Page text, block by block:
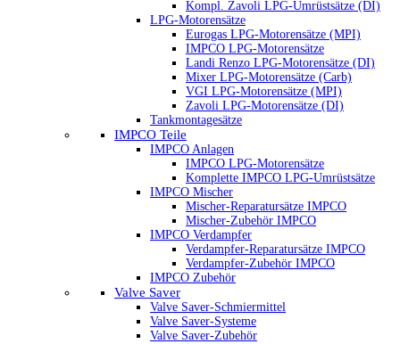
Kompl. Zavoli LPG-Umrüstsätze (DI)
LPG-Motorensätze
Eurogas LPG-Motorensätze (MPI)
IMPCO LPG-Motorensätze
Landi Renzo LPG-Motorensätze (DI)
Mixer LPG-Motorensätze (Carb)
VGI LPG-Motorensätze (MPI)
Zavoli LPG-Motorensätze (DI)
Tankmontagesätze
IMPCO Teile
IMPCO Anlagen
IMPCO LPG-Motorensätze
Komplette IMPCO LPG-Umrüstsätze
IMPCO Mischer
Mischer-Reparatursätze IMPCO
Mischer-Zubehör IMPCO
IMPCO Verdampfer
Verdampfer-Reparatursätze IMPCO
Verdampfer-Zubehör IMPCO
IMPCO Zubehör
Valve Saver
Valve Saver-Schmiermittel
Valve Saver-Systeme
Valve Saver-Zubehör